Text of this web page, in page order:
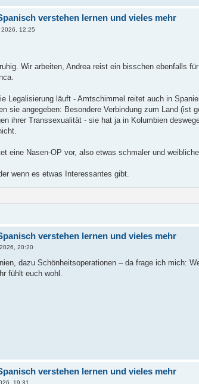
verstehen lernen und vieles mehr
12:25
Wir arbeiten, Andrea reist ein bisschen ebenfalls
Legalisierung läuft - Amtschimmel reitet auch in
sie angegeben: Besondere Verbindung zum Land
ihrer Transsexualität - sie hat ja in Kolumbien
eine Nasen-OP vor, also etwas schmaler und
wenn es etwas Interessantes gibt.
verstehen lernen und vieles mehr
20:20
dazu Schönheitsoperationen – da frage ich mich:
fühlt euch wohl.
verstehen lernen und vieles mehr
19:31